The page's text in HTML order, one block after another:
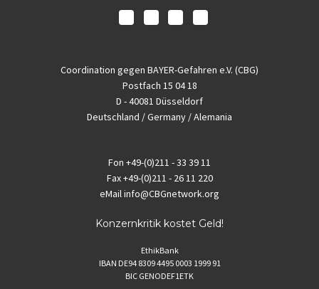
Coordination gegen BAYER-Gefahren e.V. (CBG)
Postfach 15 04 18
D - 40081 Düsseldorf
Deutschland / Germany / Alemania
Fon +49-(0)211 - 33 39 11
Fax+49-(0)211 - 26 11 220
eMailinfo@CBGnetwork.org
Konzernkritik kostet Geld!
EthikBank
IBAN DE94 8309 4495 0003 1999 91
BIC GENODEF1ETK